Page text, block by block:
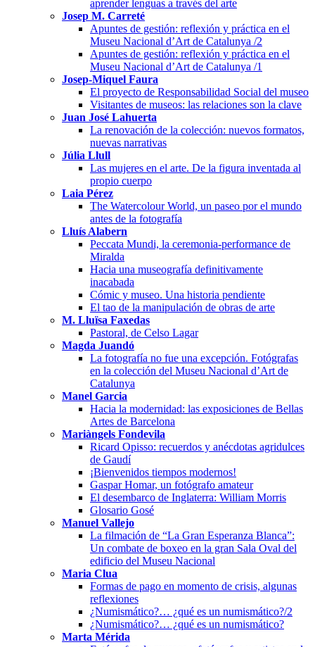
aprender lenguas a través del arte
Josep M. Carreté
Apuntes de gestión: reflexión y práctica en el
Museu Nacional d’Art de Catalunya /2
Apuntes de gestión: reflexión y práctica en el
Museu Nacional d’Art de Catalunya /1
Josep-Miquel Faura
El proyecto de Responsabilidad Social del museo
Visitantes de museos: las relaciones son la clave
Juan José Lahuerta
La renovación de la colección: nuevos formatos,
nuevas narrativas
Júlia Llull
Las mujeres en el arte. De la figura inventada al
propio cuerpo
Laia Pérez
The Watercolour World, un paseo por el mundo
antes de la fotografía
Lluís Alabern
Peccata Mundi, la ceremonia-performance de
Miralda
Hacia una museografía definitivamente
inacabada
Cómic y museo. Una historia pendiente
El tao de la manipulación de obras de arte
M. Lluïsa Faxedas
Pastoral, de Celso Lagar
Magda Juandó
La fotografía no fue una excepción. Fotógrafas
en la colección del Museu Nacional d’Art de
Catalunya
Manel Garcia
Hacia la modernidad: las exposiciones de Bellas
Artes de Barcelona
Mariàngels Fondevila
Ricard Opisso: recuerdos y anécdotas agridulces
de Gaudí
¡Bienvenidos tiempos modernos!
Gaspar Homar, un fotógrafo amateur
El desembarco de Inglaterra: William Morris
Glosario Gosé
Manuel Vallejo
La filmación de “La Gran Esperanza Blanca”:
Un combate de boxeo en la gran Sala Oval del
edificio del Museu Nacional
Maria Clua
Formas de pago en momento de crisis, algunas
reflexiones
¿Numismático?… ¿qué es un numismático?/2
¿Numismático?… ¿qué es un numismático?
Marta Mérida